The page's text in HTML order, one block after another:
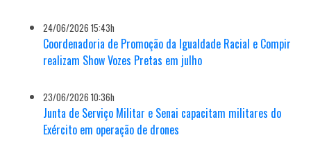
24/06/2026 15:43h
Coordenadoria de Promoção da Igualdade Racial e Compir
realizam Show Vozes Pretas em julho
23/06/2026 10:36h
Junta de Serviço Militar e Senai capacitam militares do
Exército em operação de drones